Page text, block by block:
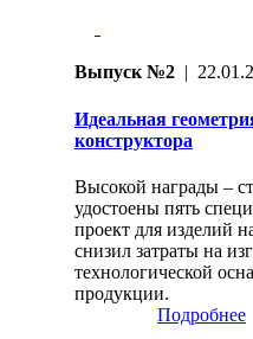
Выпуск №2 |
Идеальная
конструктора
Высокой награды –
удостоены пять
проект для изделий
снизил затраты на
технологической
продукции.
Подробнее